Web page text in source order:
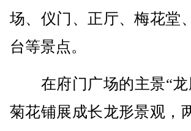
场、仪门、正厅、梅花堂
台等景点。
在府门广场的主景“龙
菊花铺展成长龙形景观，